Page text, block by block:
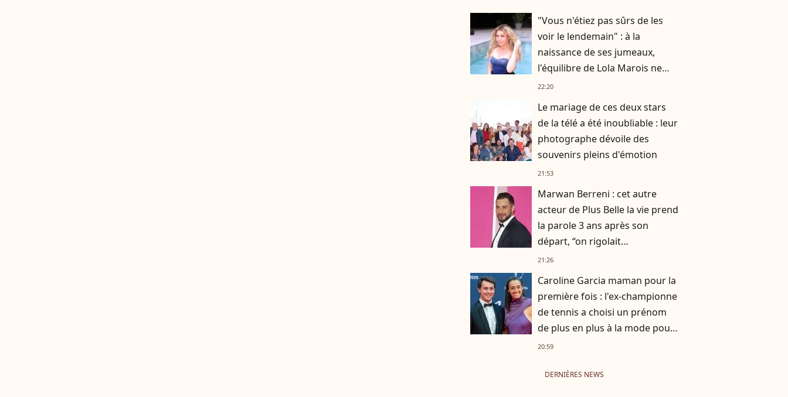
"Vous n'étiez pas sûrs de les
voir le lendemain" : à la
naissance de ses jumeaux,
l'équilibre de Lola Marois ne
tenait qu'à un fil
22:20
Le mariage de ces deux stars
de la télé a été inoubliable : leur
photographe dévoile des
souvenirs pleins d'émotion
21:53
Marwan Berreni : cet autre
acteur de Plus Belle la vie prend
la parole 3 ans après son
départ, “on rigolait
énormément, on se prenait la
21:26
Caroline Garcia maman pour la
première fois : l'ex-championne
de tennis a choisi un prénom
de plus en plus à la mode pour
son fils
20:59
DERNIÈRES NEWS